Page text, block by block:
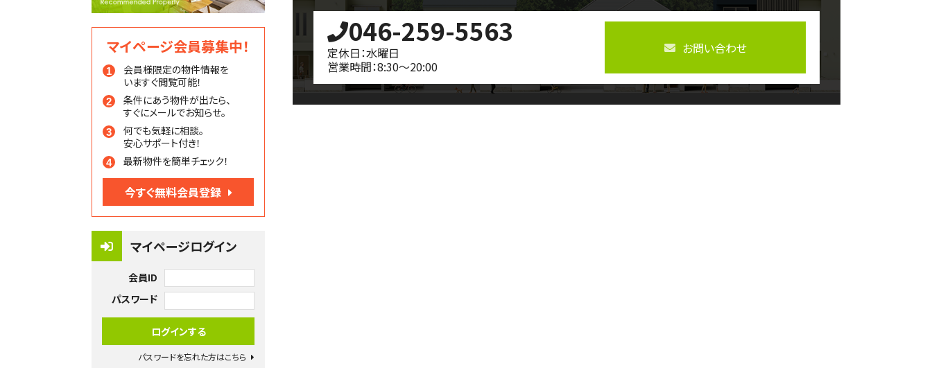
マイページ会員募集中！
会員様限定の物件情報を
いますぐ閲覧可能！
条件にあう物件が出たら、
すぐにメールでお知らせ。
何でも気軽に相談。
安心サポート付き！
最新物件を簡単チェック！
今すぐ無料会員登録
マイページログイン
会員ID
パスワード
パスワードを忘れた方はこちら
046-259-5563
定休日：水曜日
営業時間：8:30～20:00
お問い合わせ